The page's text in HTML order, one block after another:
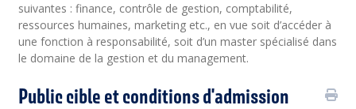
suivantes : finance, contrôle de gestion, comptabilité,
ressources humaines, marketing etc., en vue soit d’accéder à
une fonction à responsabilité, soit d’un master spécialisé dans
le domaine de la gestion et du management.
Public cible et conditions d'admission